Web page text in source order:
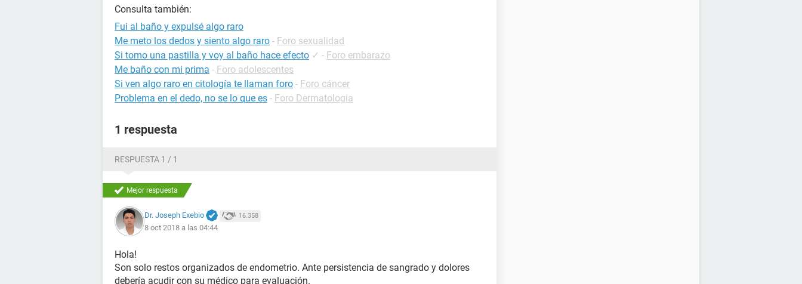
Consulta también:
Fui al baño y expulsé algo raro
Me meto los dedos y siento algo raro - Foro sexualidad
Si tomo una pastilla y voy al baño hace efecto ✓ - Foro embarazo
Me baño con mi prima - Foro adolescentes
Si ven algo raro en citología te llaman foro - Foro cáncer
Problema en el dedo, no se lo que es - Foro Dermatologia
1 respuesta
RESPUESTA 1 / 1
Mejor respuesta
Dr. Joseph Exebio 16.358
8 oct 2018 a las 04:44
Hola!
Son solo restos organizados de endometrio. Ante persistencia de sangrado y dolores
debería acudir con su médico para evaluación.